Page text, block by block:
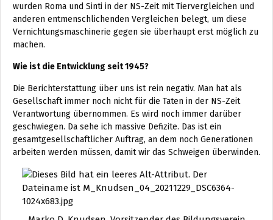
wurden Roma und Sinti in der NS-Zeit mit Tiervergleichen und
anderen entmenschlichenden Vergleichen belegt, um diese
Vernichtungsmaschinerie gegen sie überhaupt erst möglich zu
machen.
Wie ist die Entwicklung seit 1945?
Die Berichterstattung über uns ist rein negativ. Man hat als
Gesellschaft immer noch nicht für die Taten in der NS-Zeit
Verantwortung übernommen. Es wird noch immer darüber
geschwiegen. Da sehe ich massive Defizite. Das ist ein
gesamtgesellschaftlicher Auftrag, an dem noch Generationen
arbeiten werden müssen, damit wir das Schweigen überwinden.